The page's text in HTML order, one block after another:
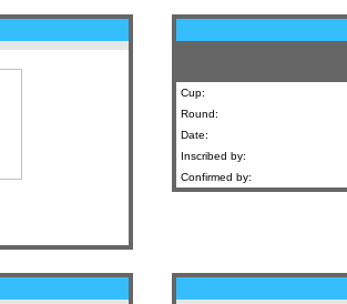
Cup:
Round:
Date:
Inscribed by:
Confirmed by: